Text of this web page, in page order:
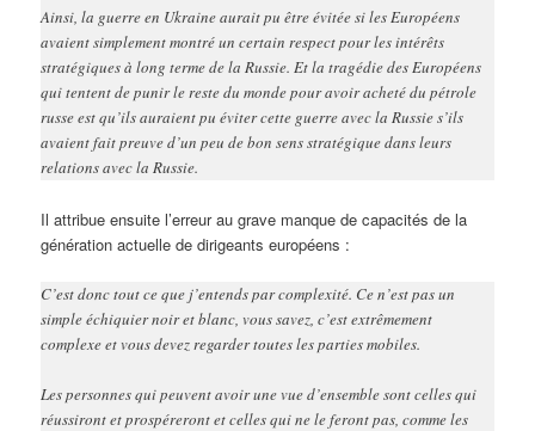
Ainsi, la guerre en Ukraine aurait pu être évitée si les Européens
avaient simplement montré un certain respect pour les intérêts
stratégiques à long terme de la Russie. Et la tragédie des Européens
qui tentent de punir le reste du monde pour avoir acheté du pétrole
russe est qu’ils auraient pu éviter cette guerre avec la Russie s’ils
avaient fait preuve d’un peu de bon sens stratégique dans leurs
relations avec la Russie.
Il attribue ensuite l’erreur au grave manque de capacités de la
génération actuelle de dirigeants européens :
C’est donc tout ce que j’entends par complexité. Ce n’est pas un
simple échiquier noir et blanc, vous savez, c’est extrêmement
complexe et vous devez regarder toutes les parties mobiles.
Les personnes qui peuvent avoir une vue d’ensemble sont celles qui
réussiront et prospéreront et celles qui ne le feront pas, comme les